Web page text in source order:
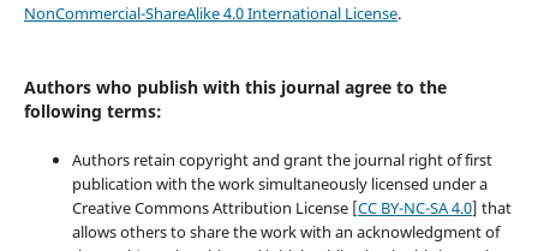
NonCommercial-ShareAlike 4.0 International License.
Authors who publish with this journal agree to the
following terms:
Authors retain copyright and grant the journal right of first
publication with the work simultaneously licensed under a
Creative Commons Attribution License [CC BY-NC-SA 4.0] that
allows others to share the work with an acknowledgment of